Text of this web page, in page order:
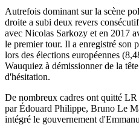
Autrefois dominant sur la scène
droite a subi deux revers
avec Nicolas Sarkozy et en 2017
le premier tour. Il a enregistré son
lors des élections européennes
Wauquiez à démissionner de la
d'hésitation.
De nombreux cadres ont quitté
par Édouard Philippe, Bruno Le
intégré le gouvernement